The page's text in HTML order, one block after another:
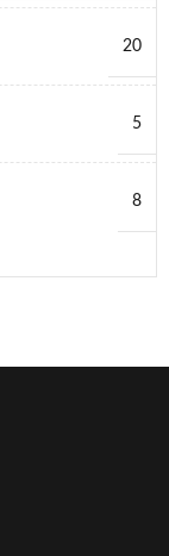
20
5
8